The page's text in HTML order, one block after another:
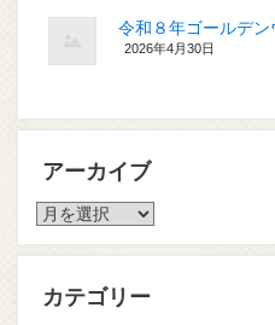
令和８年ゴールデ
2026年4月30日
アーカイブ
ア
カ
ブ
カテゴリー